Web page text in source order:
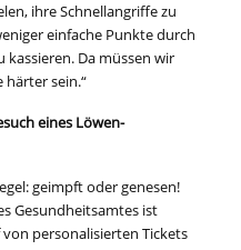
ihre Schnellangriffe zu
einfache Punkte durch
kassieren. Da müssen wir
sein.“
eines Löwen-
geimpft oder genesen!
Gesundheitsamtes ist
personalisierten Tickets